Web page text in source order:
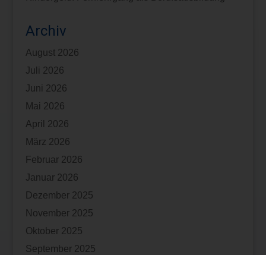
Archiv
August 2026
Juli 2026
Juni 2026
Mai 2026
April 2026
März 2026
Februar 2026
Januar 2026
Dezember 2025
November 2025
Oktober 2025
September 2025